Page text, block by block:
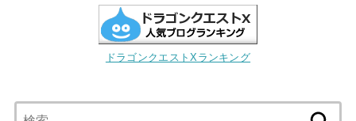
ドラゴンクエストXランキング